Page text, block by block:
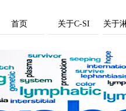
首页 关于C-SI 关于